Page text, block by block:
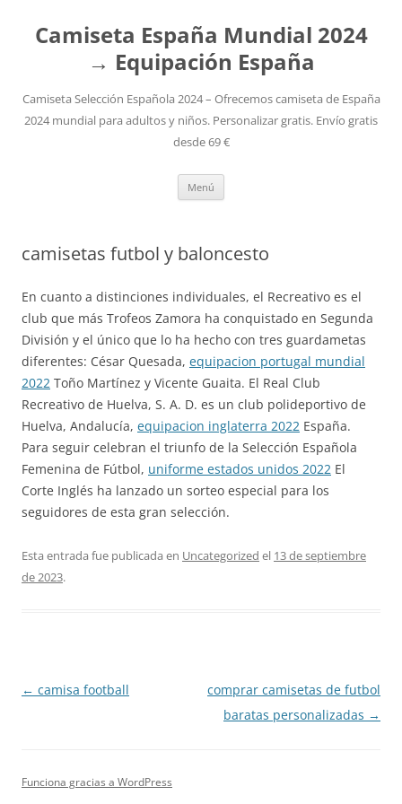
Camiseta España Mundial 2024
→ Equipación España
Camiseta Selección Española 2024 – Ofrecemos camiseta de España
2024 mundial para adultos y niños. Personalizar gratis. Envío gratis
desde 69 €
Menú
camisetas futbol y baloncesto
En cuanto a distinciones individuales, el Recreativo es el
club que más Trofeos Zamora ha conquistado en Segunda
División y el único que lo ha hecho con tres guardametas
diferentes: César Quesada, equipacion portugal mundial
2022 Toño Martínez y Vicente Guaita. El Real Club
Recreativo de Huelva, S. A. D. es un club polideportivo de
Huelva, Andalucía, equipacion inglaterra 2022 España.
Para seguir celebran el triunfo de la Selección Española
Femenina de Fútbol, uniforme estados unidos 2022 El
Corte Inglés ha lanzado un sorteo especial para los
seguidores de esta gran selección.
Esta entrada fue publicada en Uncategorized el 13 de septiembre
de 2023.
Navegación
← camisa football
comprar camisetas de futbol
baratas personalizadas →
Funciona gracias a WordPress